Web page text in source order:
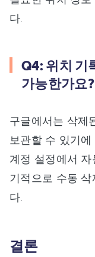
다.
Q4: 위치 기
가능한가요?
구글에서는 삭제
보관할 수 있기
계정 설정에서
기적으로 수동
다.
결론